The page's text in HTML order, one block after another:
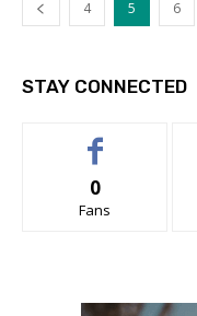
4 5 6
STAY CONNECTED
0
Fans